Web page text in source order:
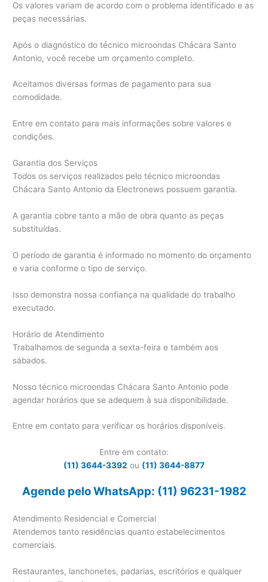
Os valores variam de acordo com o problema identificado e as
peças necessárias.
Após o diagnóstico do técnico microondas Chácara Santo
Antonio, você recebe um orçamento completo.
Aceitamos diversas formas de pagamento para sua
comodidade.
Entre em contato para mais informações sobre valores e
condições.
Garantia dos Serviços
Todos os serviços realizados pelo técnico microondas
Chácara Santo Antonio da Electronews possuem garantia.
A garantia cobre tanto a mão de obra quanto as peças
substituídas.
O período de garantia é informado no momento do orçamento
e varia conforme o tipo de serviço.
Isso demonstra nossa confiança na qualidade do trabalho
executado.
Horário de Atendimento
Trabalhamos de segunda a sexta-feira e também aos
sábados.
Nosso técnico microondas Chácara Santo Antonio pode
agendar horários que se adequem à sua disponibilidade.
Entre em contato para verificar os horários disponíveis.
Entre em contato:
(11) 3644-3392 ou (11) 3644-8877
Agende pelo WhatsApp: (11) 96231-1982
Atendimento Residencial e Comercial
Atendemos tanto residências quanto estabelecimentos
comerciais.
Restaurantes, lanchonetes, padarias, escritórios e qualquer